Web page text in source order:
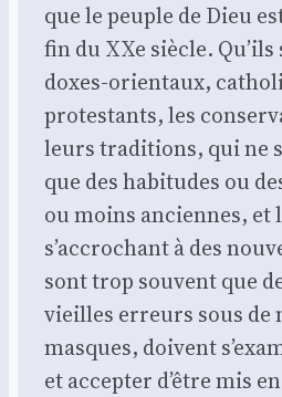
que le peuple de Dieu
fin du XXe siècle.
doxes-orien­taux,
pro­tes­tants, les
leurs tra­di­tions, qui ne
que des habi­tudes ou
ou moins anciennes, et
s’ac­cro­chant à des
sont trop sou­vent que
vieilles erreurs sous de
masques, doivent
et accep­ter d’être mis